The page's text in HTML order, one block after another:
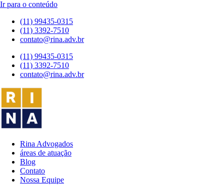
Ir para o conteúdo
(11) 99435-0315
(11) 3392-7510
contato@rina.adv.br
(11) 99435-0315
(11) 3392-7510
contato@rina.adv.br
Rina Advogados
áreas de atuação
Blog
Contato
Nossa Equipe